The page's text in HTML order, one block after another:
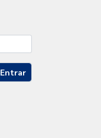
Entrar